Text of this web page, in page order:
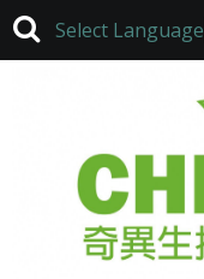
Select Language